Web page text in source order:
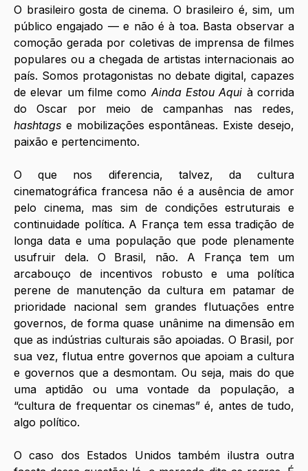
O brasileiro gosta de cinema. O brasileiro é, sim, um
público engajado — e não é à toa. Basta observar a
comoção gerada por coletivas de imprensa de filmes
populares ou a chegada de artistas internacionais ao
país. Somos protagonistas no debate digital, capazes
de elevar um filme como Ainda Estou Aqui à corrida
hashtags e mobilizações espontâneas. Existe desejo,
paixão e pertencimento.
O que nos diferencia, talvez, da cultura
cinematográfica francesa não é a ausência de amor
pelo cinema, mas sim de condições estruturais e
continuidade política. A França tem essa tradição de
longa data e uma população que pode plenamente
usufruir dela. O Brasil, não. A França tem um
arcabouço de incentivos robusto e uma política
perene de manutenção da cultura em patamar de
prioridade nacional sem grandes flutuações entre
governos, de forma quase unânime na dimensão em
que as indústrias culturais são apoiadas. O Brasil, por
sua vez, flutua entre governos que apoiam a cultura
e governos que a desmontam. Ou seja, mais do que
uma aptidão ou uma vontade da população, a
“cultura de frequentar os cinemas” é, antes de tudo,
algo político.
O caso dos Estados Unidos também ilustra outra